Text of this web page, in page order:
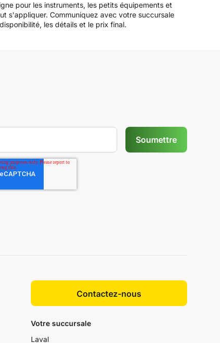
pour les instruments, les petits équipements et
s'appliquer. Communiquez avec votre succursale
les détails et le prix final.
Contactez-nous
Votre succursale
Laval